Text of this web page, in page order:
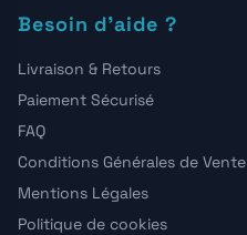
Besoin d'aide ?
Livraison & Retours
Paiement Sécurisé
FAQ
Conditions Générales de Vente
Mentions Légales
Politique de cookies